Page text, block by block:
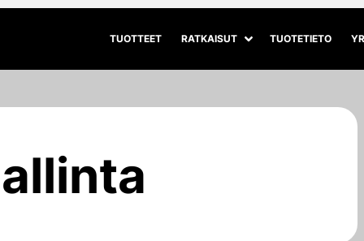
TUOTTEET RATKAISUT
Avaa alivalikko
Sulje alivalikko
TUOTETIETO